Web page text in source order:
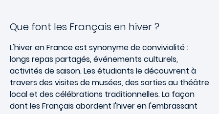
Que font les Français en hiver ?
L'hiver en France est synonyme de convivialité :
longs repas partagés, événements culturels,
activités de saison. Les étudiants le découvrent à
travers des visites de musées, des sorties au théâtre
local et des célébrations traditionnelles. La façon
dont les Français abordent l'hiver en l'embrassant